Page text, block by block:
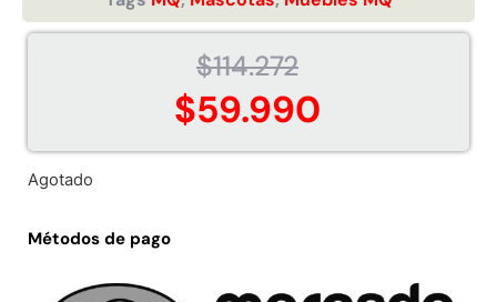
$114.272
$59.990
Agotado
Métodos de pago